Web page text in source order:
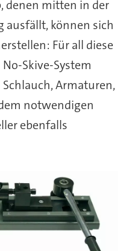
denen mitten in der
ausfällt, können sich
Für all diese
Skive-System
Armaturen,
notwendigen
ebenfalls